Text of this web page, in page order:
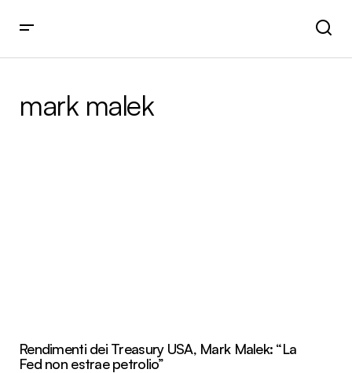
mark malek
Rendimenti dei Treasury USA, Mark Malek: “La
Fed non estrae petrolio”